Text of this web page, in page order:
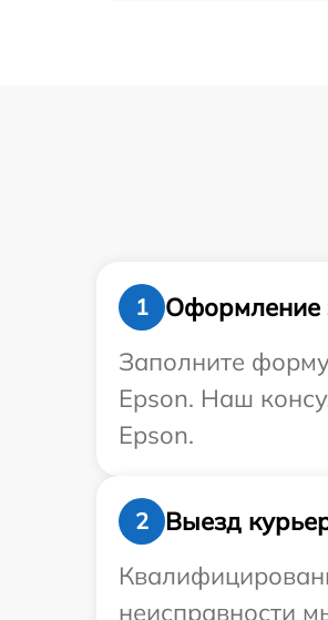
1
Оформление
Заполните
Epson. Наш
Epson.
2
Выезд
неисправности